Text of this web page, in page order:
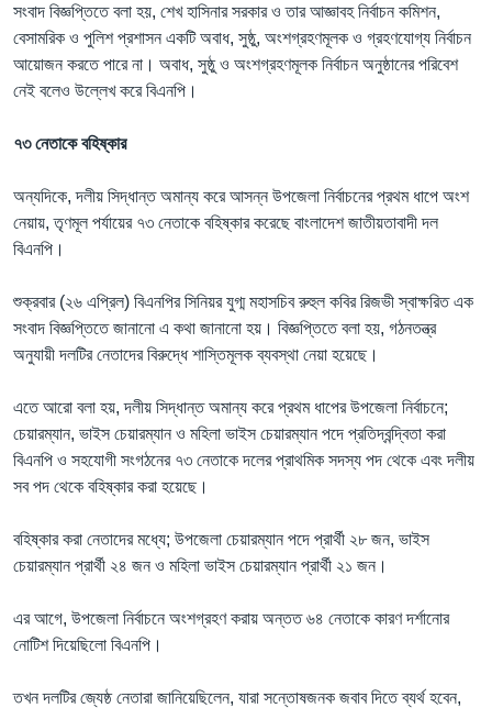
সংবাদ বিজ্ঞপ্তিতে বলা হয়, শেখ হাসিনার সরকার ও তার আজ্ঞাবহ নির্বাচন কমিশন,
বেসামরিক ও পুলিশ প্রশাসন একটি অবাধ, সুষ্ঠু, অংশগ্রহণমূলক ও গ্রহণযোগ্য নির্বাচন
আয়োজন করতে পারে না। অবাধ, সুষ্ঠু ও অংশগ্রহণমূলক নির্বাচন অনুষ্ঠানের পরিবেশ
নেই বলেও উল্লেখ করে বিএনপি।
৭৩ নেতাকে বহিষ্কার
অন্যদিকে, দলীয় সিদ্ধান্ত অমান্য করে আসন্ন উপজেলা নির্বাচনের প্রথম ধাপে অংশ
নেয়ায়, তৃণমূল পর্যায়ের ৭৩ নেতাকে বহিষ্কার করেছে বাংলাদেশ জাতীয়তাবাদী দল
বিএনপি।
শুক্রবার (২৬ এপ্রিল) বিএনপির সিনিয়র যুগ্ম মহাসচিব রুহুল কবির রিজভী স্বাক্ষরিত এক
সংবাদ বিজ্ঞপ্তিতে জানানো এ কথা জানানো হয়। বিজ্ঞপ্তিতে বলা হয়, গঠনতন্ত্র
অনুযায়ী দলটির নেতাদের বিরুদ্ধে শাস্তিমূলক ব্যবস্থা নেয়া হয়েছে।
এতে আরো বলা হয়, দলীয় সিদ্ধান্ত অমান্য করে প্রথম ধাপের উপজেলা নির্বাচনে;
চেয়ারম্যান, ভাইস চেয়ারম্যান ও মহিলা ভাইস চেয়ারম্যান পদে প্রতিদ্বন্দ্বিতা করা
বিএনপি ও সহযোগী সংগঠনের ৭৩ নেতাকে দলের প্রাথমিক সদস্য পদ থেকে এবং দলীয়
সব পদ থেকে বহিষ্কার করা হয়েছে।
বহিষ্কার করা নেতাদের মধ্যে; উপজেলা চেয়ারম্যান পদে প্রার্থী ২৮ জন, ভাইস
চেয়ারম্যান প্রার্থী ২৪ জন ও মহিলা ভাইস চেয়ারম্যান প্রার্থী ২১ জন।
এর আগে, উপজেলা নির্বাচনে অংশগ্রহণ করায় অন্তত ৬৪ নেতাকে কারণ দর্শানোর
নোটিশ দিয়েছিলো বিএনপি।
তখন দলটির জ্যেষ্ঠ নেতারা জানিয়েছিলেন, যারা সন্তোষজনক জবাব দিতে ব্যর্থ হবেন,